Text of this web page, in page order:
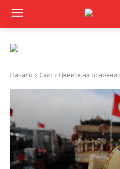
Начало Свят Цените на основни